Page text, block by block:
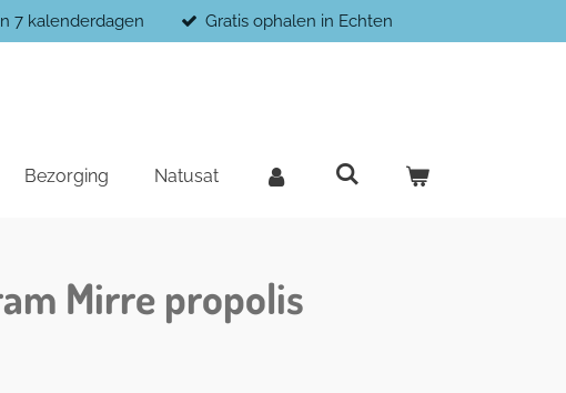
7 kalenderdagen Gratis ophalen in Echten
Bezorging Natusat
Mirre propolis